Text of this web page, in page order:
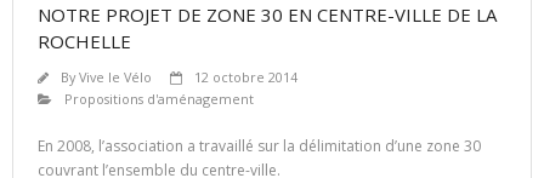
NOTRE PROJET DE ZONE 30 EN CENTRE-VILLE DE LA
ROCHELLE
ByVive le Vélo
12 octobre 2014
Propositions d'aménagement
En 2008, l’association a travaillé sur la délimitation d’une zone 30
couvrant l’ensemble du centre-ville.